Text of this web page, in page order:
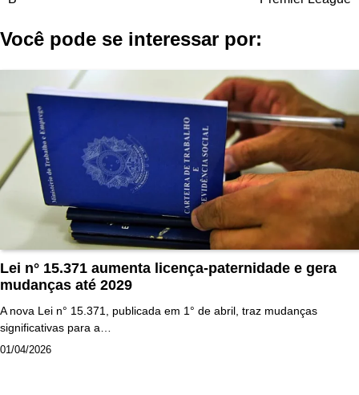
Você pode se interessar por:
Lei n° 15.371 aumenta licença-paternidade e gera
mudanças até 2029
A nova Lei n° 15.371, publicada em 1° de abril, traz mudanças
significativas para a…
01/04/2026